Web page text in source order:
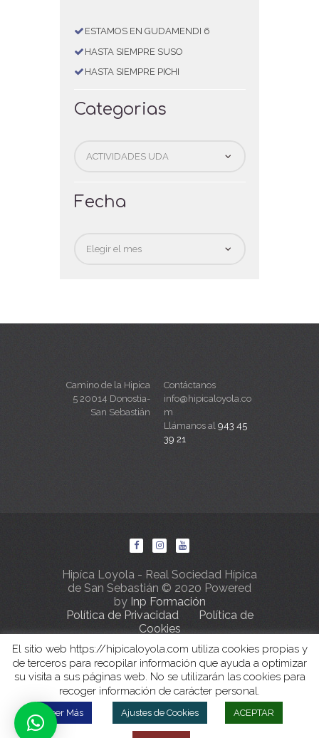
ESTAMOS EN GUDAMENDI 6
HASTA SIEMPRE SUSO
HASTA SIEMPRE PICHI
Categorias
Fecha
Camino de la Hipica
5 20014 Donostia-
San Sebastián
Contáctanos
info@hipicaloyola.co
m
Llámanos al 943 45
39 21
Hipíca Loyola - Real Sociedad Hípica
de San Sebastián © 2020 Powered
by Inp Formación
Política de Privacidad
Política de
Cookies
El sitio web https://hipicaloyola.com utiliza cookies propias y
de terceros para recopilar información que ayuda a optimizar
su visita a sus páginas web. No se utilizarán las cookies para
recoger información de carácter personal.
Leer Más Ajustes de Cookies ACEPTAR